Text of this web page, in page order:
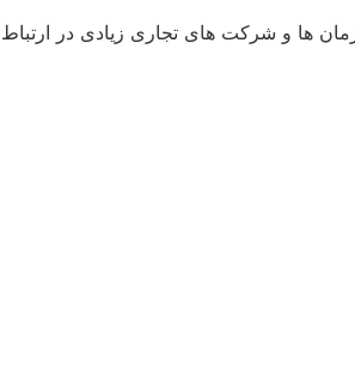
ها و شرکت های تجاری زیادی در